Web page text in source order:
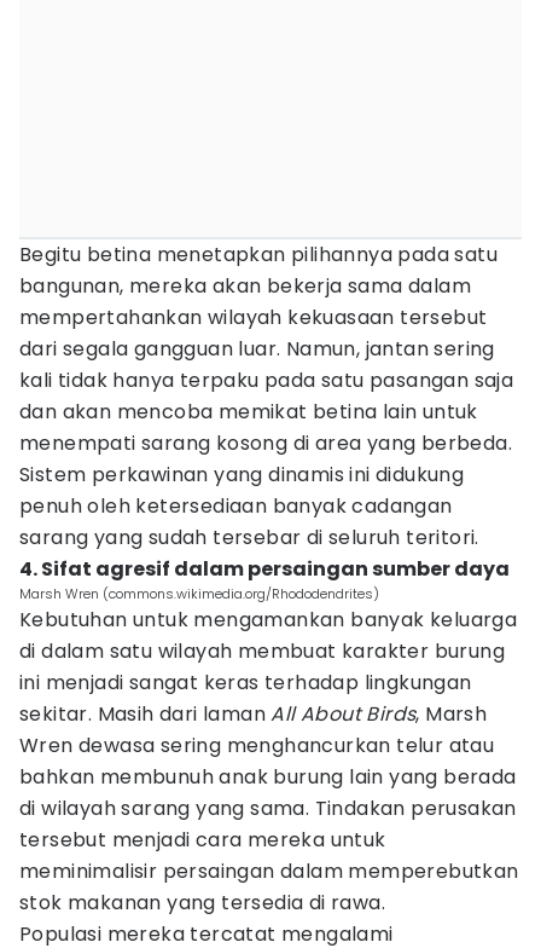
Begitu betina menetapkan pilihannya pada satu
bangunan, mereka akan bekerja sama dalam
mempertahankan wilayah kekuasaan tersebut
dari segala gangguan luar. Namun, jantan sering
kali tidak hanya terpaku pada satu pasangan saja
dan akan mencoba memikat betina lain untuk
menempati sarang kosong di area yang berbeda.
Sistem perkawinan yang dinamis ini didukung
penuh oleh ketersediaan banyak cadangan
sarang yang sudah tersebar di seluruh teritori.
4. Sifat agresif dalam persaingan sumber daya
Marsh Wren (commons.wikimedia.org/Rhododendrites)
Kebutuhan untuk mengamankan banyak keluarga
di dalam satu wilayah membuat karakter burung
ini menjadi sangat keras terhadap lingkungan
sekitar. Masih dari lamanAll About Birds, Marsh
Wren dewasa sering menghancurkan telur atau
bahkan membunuh anak burung lain yang berada
di wilayah sarang yang sama. Tindakan perusakan
tersebut menjadi cara mereka untuk
meminimalisir persaingan dalam memperebutkan
stok makanan yang tersedia di rawa.
Populasi mereka tercatat mengalami